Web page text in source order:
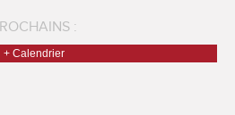
:
+ Calendrier